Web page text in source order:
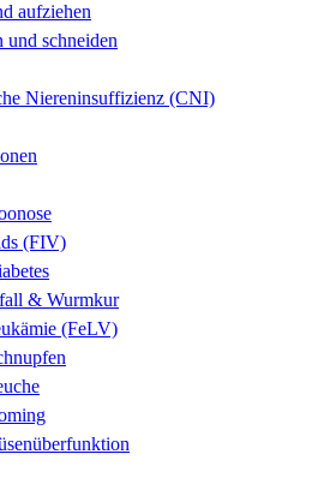
aufziehen
schneiden
Niereninsuffizienz (CNI)
(FIV)
& Wurmkur
(FeLV)